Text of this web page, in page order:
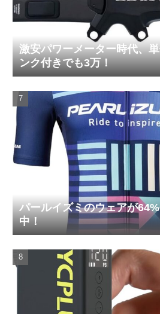
激安パワーメーター時代、
ンク付きでも3万！
パールイズミのウェアが
中！